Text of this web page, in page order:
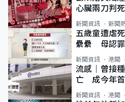
心臟兩刀判
新聞資訊 新聞
五歲童遭虐
纍纍 母認
類案最惡劣
新聞資訊 港聞
流感｜曾接
亡 成今年首
新聞資訊 港聞